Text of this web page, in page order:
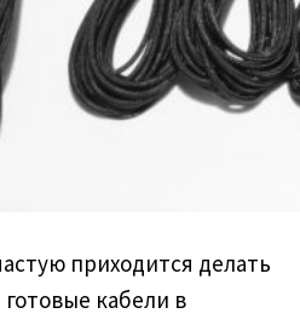
приходится делать
кабели в